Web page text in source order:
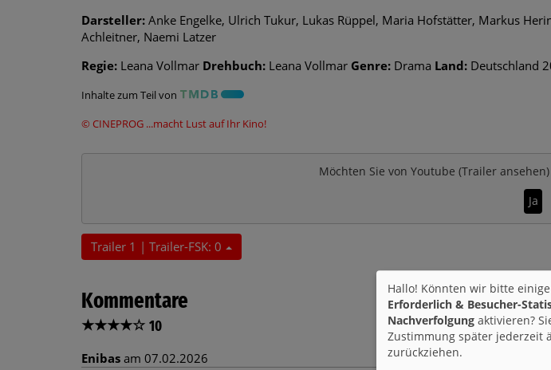
Darsteller: Anke Engelke, Ulrich Tukur, Lukas Rüppel, Maria Hofstätter, Markus
Achleitner, Naemi Latzer
Regie: Leana Vollmar Drehbuch: Leana Vollmar Genre: Drama Land: Deutschland
Inhalte zum Teil von
© CINEPROG ...macht Lust auf Ihr Kino!
Möchten Sie von Youtube (Trailer ansehen)
Ja
Trailer 1 | Trailer-FSK: 0
Kommentare
★★★★☆ 10
Enibas am 07.02.2026
Hallo! Könnten wir bitte
Erforderlich & Besucher-
Nachverfolgung aktivieren?
Zustimmung später jederzeit
zurückziehen.